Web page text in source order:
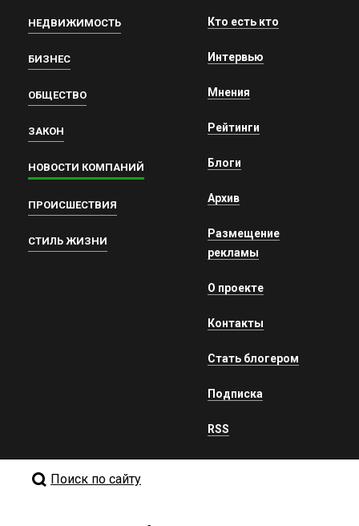
НЕДВИЖИМОСТЬ
БИЗНЕС
ОБЩЕСТВО
ЗАКОН
НОВОСТИ КОМПАНИЙ
ПРОИСШЕСТВИЯ
СТИЛЬ ЖИЗНИ
Кто есть кто
Интервью
Мнения
Рейтинги
Блоги
Архив
Размещение
рекламы
О проекте
Контакты
Стать блогером
Подписка
RSS
Поиск по сайту